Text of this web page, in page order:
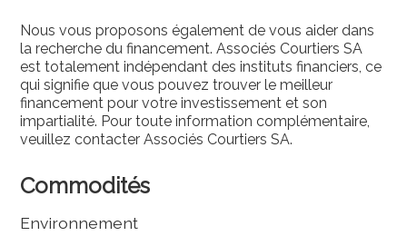
Nous vous proposons également de vous aider dans
la recherche du financement. Associés Courtiers SA
est totalement indépendant des instituts financiers, ce
qui signifie que vous pouvez trouver le meilleur
financement pour votre investissement et son
impartialité. Pour toute information complémentaire,
veuillez contacter Associés Courtiers SA.
Commodités
Environnement